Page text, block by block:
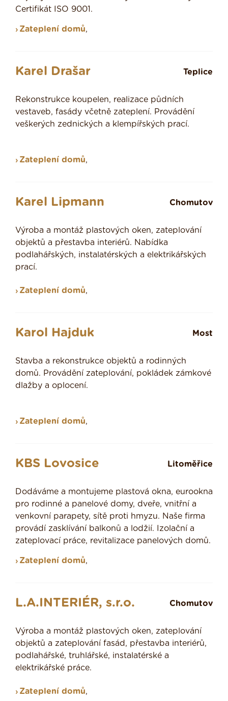
Certifikát ISO 9001.
Zateplení domů,
Karel Drašar Teplice
Rekonstrukce koupelen, realizace půdních
vestaveb, fasády včetně zateplení. Provádění
veškerých zednických a klempířských prací.
Zateplení domů,
Karel Lipmann Chomutov
Výroba a montáž plastových oken, zateplování
objektů a přestavba interiérů. Nabídka
podlahářských, instalatérských a elektrikářských
prací.
Zateplení domů,
Karol Hajduk Most
Stavba a rekonstrukce objektů a rodinných
domů. Provádění zateplování, pokládek zámkové
dlažby a oplocení.
Zateplení domů,
KBS Lovosice Litoměřice
Dodáváme a montujeme plastová okna, eurookna
pro rodinné a panelové domy, dveře, vnitřní a
venkovní parapety, sítě proti hmyzu. Naše firma
provádí zasklívání balkonů a lodžií. Izolační a
zateplovací práce, revitalizace panelových domů.
Zateplení domů,
L.A.INTERIÉR, s.r.o. Chomutov
Výroba a montáž plastových oken, zateplování
objektů a zateplování fasád, přestavba interiérů,
podlahářské, truhlářské, instalatérské a
elektrikářské práce.
Zateplení domů,